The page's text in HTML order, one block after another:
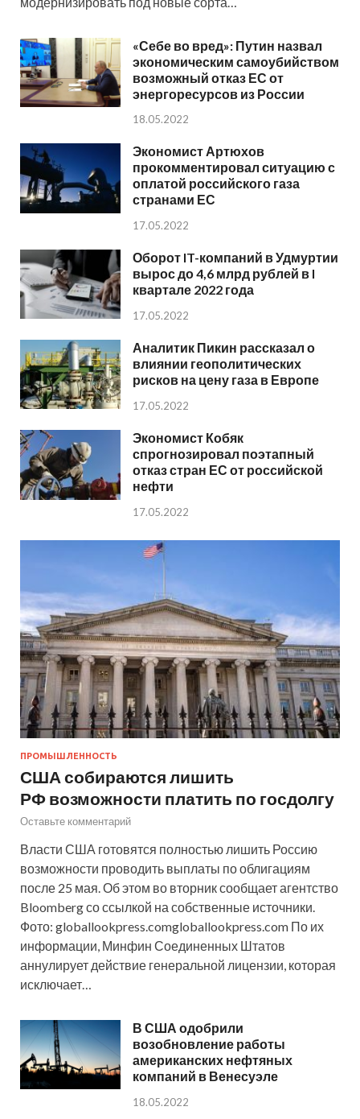
«Себе во вред»: Путин назвал
экономическим самоубийством
возможный отказ ЕС от
энергоресурсов из России
18.05.2022
Экономист Артюхов
прокомментировал ситуацию с
оплатой российского газа
странами ЕС
17.05.2022
Оборот IT-компаний в Удмуртии
вырос до 4,6 млрд рублей в I
квартале 2022 года
17.05.2022
Аналитик Пикин рассказал о
влиянии геополитических
рисков на цену газа в Европе
17.05.2022
Экономист Кобяк
спрогнозировал поэтапный
отказ стран ЕС от российской
нефти
17.05.2022
ПРОМЫШЛЕННОСТЬ
США собираются лишить
РФ возможности платить по госдолгу
Оставьте комментарий
Власти США готовятся полностью лишить Россию
возможности проводить выплаты по облигациям
после 25 мая. Об этом во вторник сообщает агентство
Bloomberg со ссылкой на собственные источники.
Фото: globallookpress.comgloballookpress.com По их
информации, Минфин Соединенных Штатов
аннулирует действие генеральной лицензии, которая
исключает…
В США одобрили
возобновление работы
американских нефтяных
компаний в Венесуэле
18.05.2022